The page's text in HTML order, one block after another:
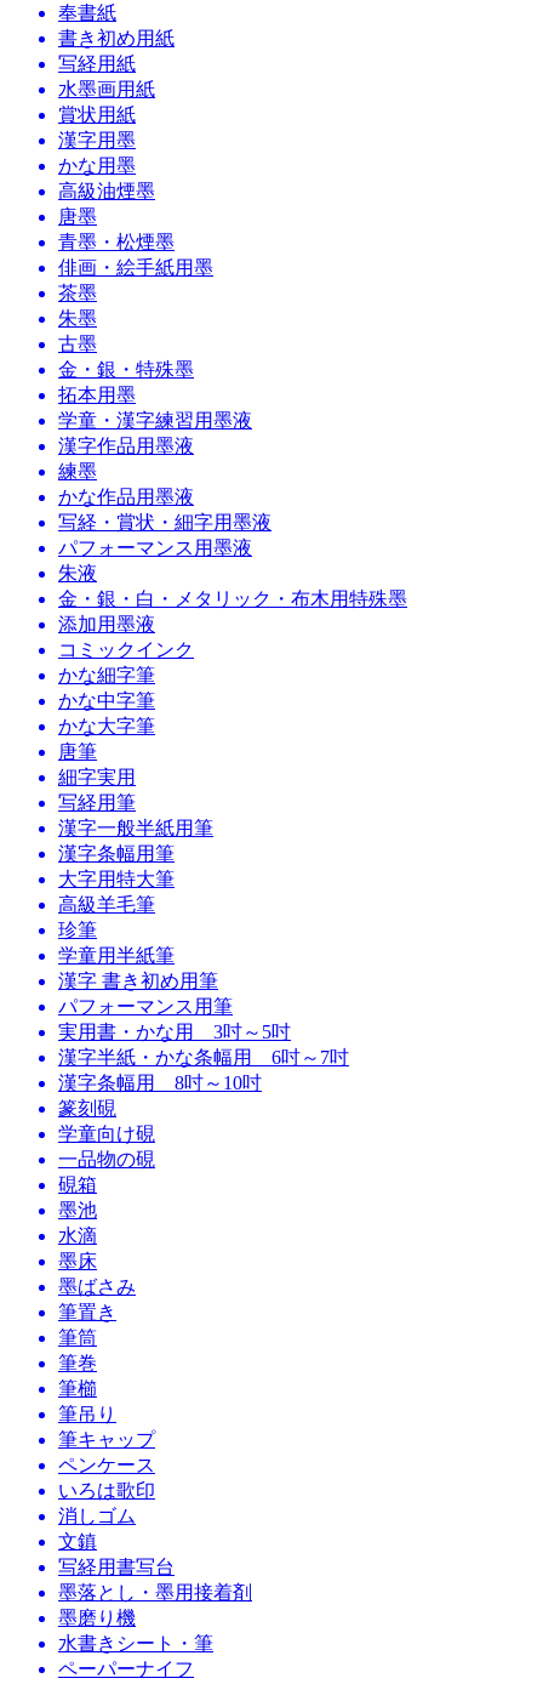
奉書紙
書き初め用紙
写経用紙
水墨画用紙
賞状用紙
漢字用墨
かな用墨
高級油煙墨
唐墨
青墨・松煙墨
俳画・絵手紙用墨
茶墨
朱墨
古墨
金・銀・特殊墨
拓本用墨
学童・漢字練習用墨液
漢字作品用墨液
練墨
かな作品用墨液
写経・賞状・細字用墨液
パフォーマンス用墨液
朱液
金・銀・白・メタリック・布木用特殊墨
添加用墨液
コミックインク
かな細字筆
かな中字筆
かな大字筆
唐筆
細字実用
写経用筆
漢字一般半紙用筆
漢字条幅用筆
大字用特大筆
高級羊毛筆
珍筆
学童用半紙筆
漢字 書き初め用筆
パフォーマンス用筆
実用書・かな用 3吋～5吋
漢字半紙・かな条幅用 6吋～7吋
漢字条幅用 8吋～10吋
篆刻硯
学童向け硯
一品物の硯
硯箱
墨池
水滴
墨床
墨ばさみ
筆置き
筆筒
筆巻
筆櫛
筆吊り
筆キャップ
ペンケース
いろは歌印
消しゴム
文鎮
写経用書写台
墨落とし・墨用接着剤
墨磨り機
水書きシート・筆
ペーパーナイフ